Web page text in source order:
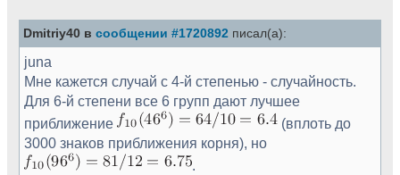
Dmitriy40 в сообщении #1720892 писал(а):
juna
Мне кажется случай с 4-й степенью - случайность.
Для 6-й степени все 6 групп дают лучшее
приближение
(вплоть до
3000 знаков приближения корня), но
.